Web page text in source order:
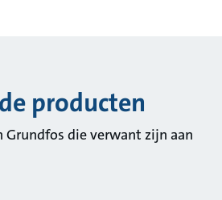
producten
die verwant zijn aan